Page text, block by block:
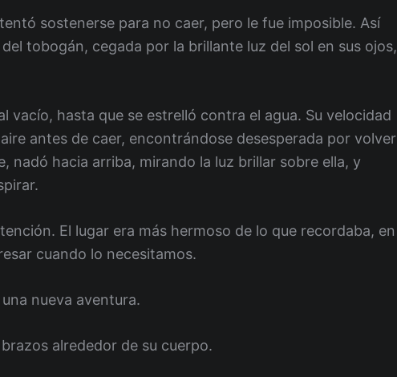
sostenerse para no caer, pero le fue imposible. Así
tobogán, cegada por la brillante luz del sol en sus ojos,
vacío, hasta que se estrelló contra el agua. Su velocidad
antes de caer, encontrándose desesperada por volver
nadó hacia arriba, mirando la luz brillar sobre ella, y
El lugar era más hermoso de lo que recordaba, en
cuando lo necesitamos.
nueva aventura.
alrededor de su cuerpo.